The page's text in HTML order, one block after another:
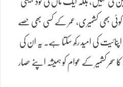
بھی کشمیری، عمر کے کسی بھی حصے
اپنائیت کی امید رکھ سکتا ہے۔ یہ ان کی
کشمیر کے عوام کو ہمیشہ اپنے حصار